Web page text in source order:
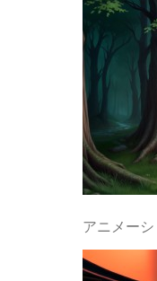
アニメー